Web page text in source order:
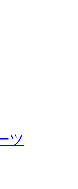
ツ